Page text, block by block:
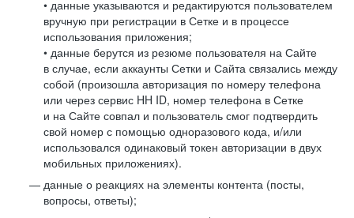
• данные указываются и редактируются пользователем
вручную при регистрации в Сетке и в процессе
использования приложения;
• данные берутся из резюме пользователя на Сайте
в случае, если аккаунты Сетки и Сайта связались между
собой (произошла авторизация по номеру телефона
или через сервис HH ID, номер телефона в Сетке
и на Сайте совпал и пользователь смог подтвердить
свой номер с помощью одноразового кода, и/или
использовался одинаковый токен авторизации в двух
мобильных приложениях).
данные о реакциях на элементы контента (посты,
вопросы, ответы);